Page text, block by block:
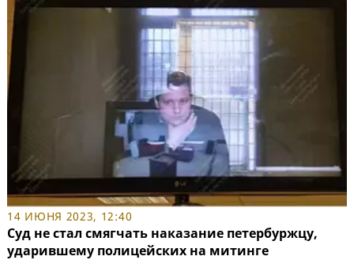
14 ИЮНЯ 2023, 12:40
Суд не стал смягчать наказание петербуржцу,
ударившему полицейских на митинге